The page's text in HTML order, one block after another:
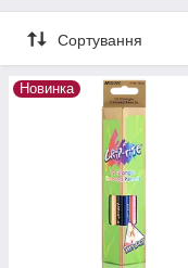
Сортування
Новинка